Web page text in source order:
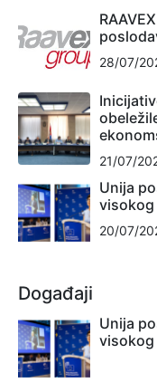
28/07/
21/07/
Unija
visokog
20/07/
Događaji
Unija
visokog